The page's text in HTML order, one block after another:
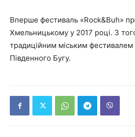
Вперше фестиваль «Rock&Buh»
Хмельницькому у 2017 році. З
традиційним міським фестивалем
Південного Бугу.